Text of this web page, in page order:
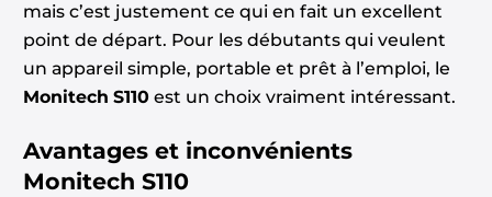
mais c’est justement ce qui en fait un excellent
point de départ. Pour les débutants qui veulent
un appareil simple, portable et prêt à l’emploi, le
Monitech S110est un choix vraiment intéressant.
Avantages et inconvénients
Monitech S110